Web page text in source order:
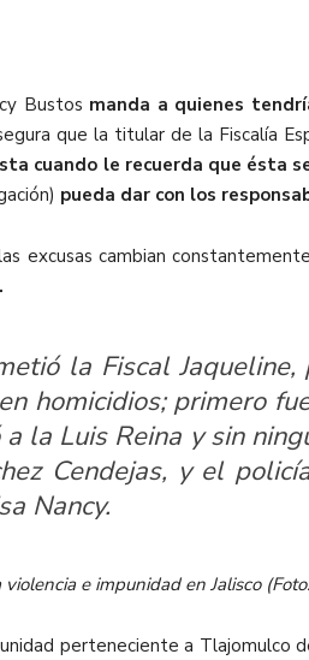
Bustos manda a quienes
que la titular de la Fiscalía
cuando le recuerda que ésta
pueda dar con los
excusas cambian
la Fiscal
homicidios; primero
la Luis Reina y sin
Cendejas, y el
Nancy.
e impunidad en Jalisco
perteneciente a Tlajomulco